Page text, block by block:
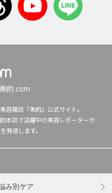
的.com
容雑誌『美的』公式サイト。
本誌で活躍中の美容レポーターが
発信します。
み別ケア